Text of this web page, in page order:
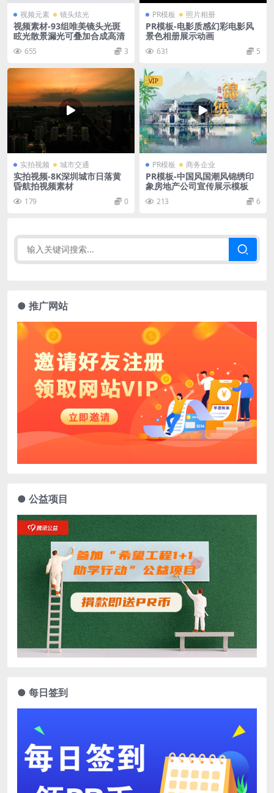
视频元素 镜头炫光
视频素材-93组唯美镜头光斑
眩光散景漏光可叠加合成高清
655 3
PR模板 照片相册
PR模板-电影质感幻彩电影风
景色相册展示动画
631 5
实拍视频 城市交通
实拍视频-8K深圳城市日落黄
昏航拍视频素材
179 0
VIP
PR模板 商务企业
PR模板-中国风国潮风锦绣印
象房地产公司宣传展示模板
213 6
● 推广网站
● 公益项目
● 每日签到